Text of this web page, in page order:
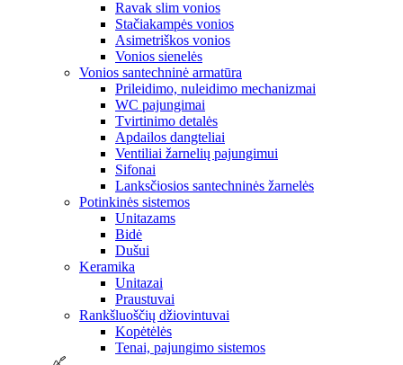
Ravak slim vonios
Stačiakampės vonios
Asimetriškos vonios
Vonios sienelės
Vonios santechninė armatūra
Prileidimo, nuleidimo mechanizmai
WC pajungimai
Tvirtinimo detalės
Apdailos dangteliai
Ventiliai žarnelių pajungimui
Sifonai
Lanksčiosios santechninės žarnelės
Potinkinės sistemos
Unitazams
Bidė
Dušui
Keramika
Unitazai
Praustuvai
Rankšluoščių džiovintuvai
Kopėtėlės
Tenai, pajungimo sistemos